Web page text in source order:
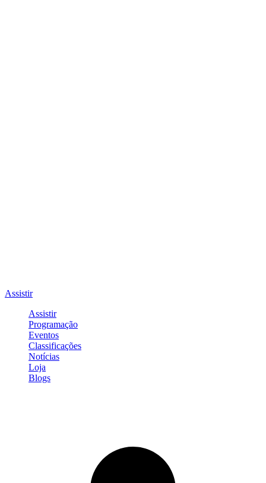
Assistir
Assistir
Programação
Eventos
Classificações
Notícias
Loja
Blogs